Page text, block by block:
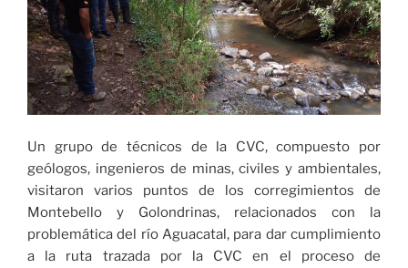
Un grupo de técnicos de la CVC, compuesto por
geólogos, ingenieros de minas, civiles y ambientales,
visitaron varios puntos de los corregimientos de
Montebello y Golondrinas, relacionados con la
problemática del río Aguacatal, para dar cumplimiento
a la ruta trazada por la CVC en el proceso de